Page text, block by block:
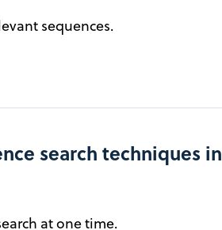
sequences.
search techniques in
at one time.